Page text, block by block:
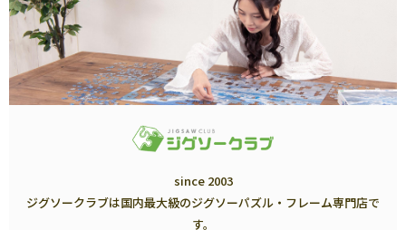
since 2003
ジグソークラブは国内最大級のジグソーパズル・フレーム専門店で
す。